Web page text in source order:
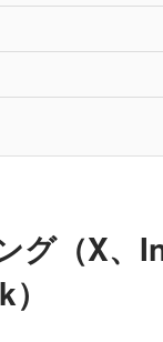
グ（X、